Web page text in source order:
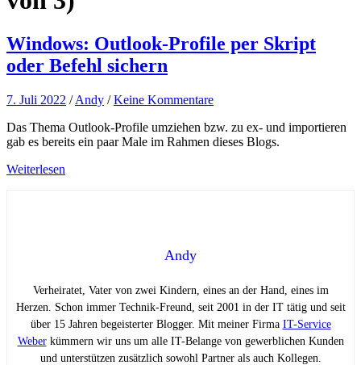
Windows: Outlook-Profile per Skript
oder Befehl sichern
7. Juli 2022 /Andy /Keine Kommentare
Das Thema Outlook-Profile umziehen bzw. zu ex- und importieren
gab es bereits ein paar Male im Rahmen dieses Blogs.
Weiterlesen
Andy
Verheiratet, Vater von zwei Kindern, eines an der Hand, eines im
Herzen. Schon immer Technik-Freund, seit 2001 in der IT tätig und seit
über 15 Jahren begeisterter Blogger. Mit meiner Firma IT-Service
Weberkümmern wir uns um alle IT-Belange von gewerblichen Kunden
und unterstützen zusätzlich sowohl Partner als auch Kollegen.